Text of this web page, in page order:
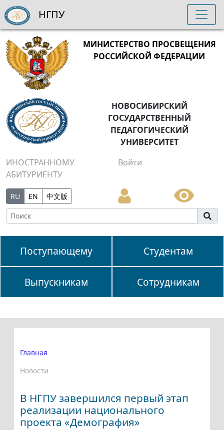
МИНИСТЕРСТВО ПРОСВЕЩЕНИЯ
РОССИЙСКОЙ ФЕДЕРАЦИИ
НОВОСИБИРСКИЙ
ГОСУДАРСТВЕННЫЙ
ПЕДАГОГИЧЕСКИЙ
УНИВЕРСИТЕТ
ИНОСТРАННОМУ
АБИТУРИЕНТУ
Войти
RU EN 中文版
Поступающему Студентам
Выпускникам Сотрудникам
НГПУ
Главная
Новости
В НГПУ завершился первый этап
реализации национального
проекта «Демография»